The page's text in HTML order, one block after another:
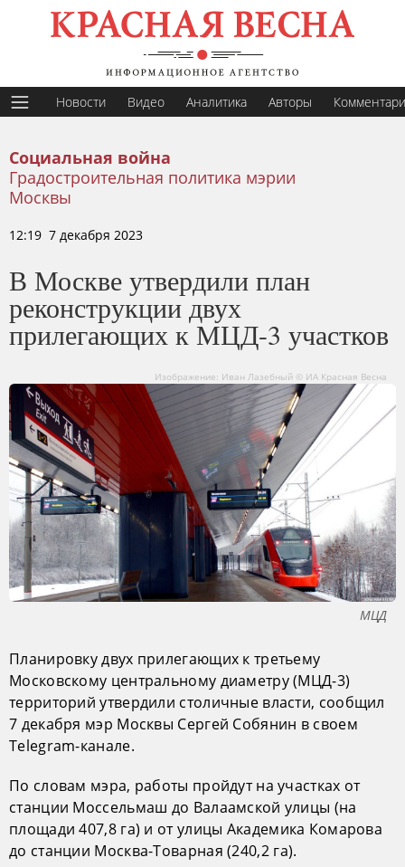
Новости Видео Аналитика Авторы
Социальная война
Градостроительная политика мэрии
Москвы
12:19 7 декабря 2023
В Москве утвердили план
реконструкции двух
прилегающих к МЦД-3 участков
Изображение: Иван Лазебный © ИА Красная Весна
МЦД
Планировку двух прилегающих к третьему
Московскому центральному диаметру (МЦД-3)
территорий утвердили столичные власти, сообщил
7 декабря мэр Москвы Сергей Собянин в своем
Telegram-канале.
По словам мэра, работы пройдут на участках от
станции Моссельмаш до Валаамской улицы (на
площади 407,8 га) и от улицы Академика Комарова
до станции Москва-Товарная (240,2 га).